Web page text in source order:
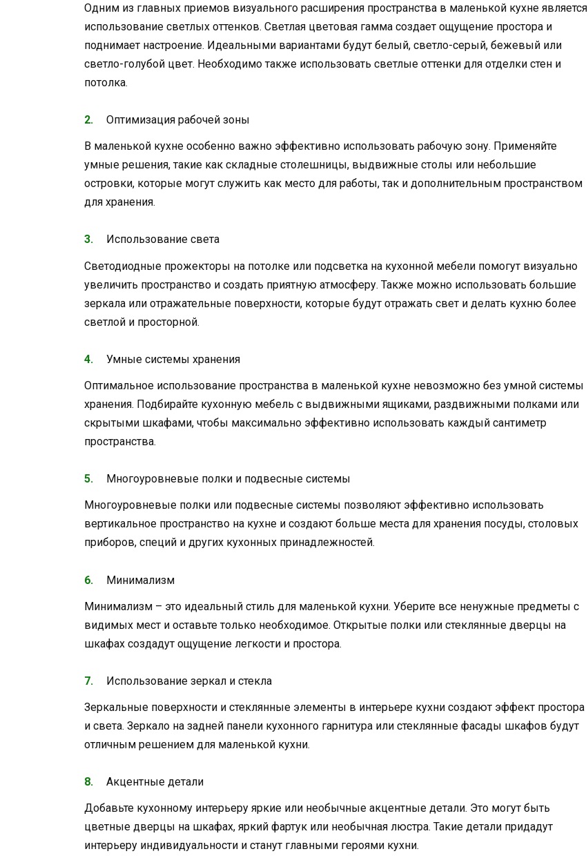
Одним из главных приемов визуального расширения пространства в маленькой кухне является
использование светлых оттенков. Светлая цветовая гамма создает ощущение простора и
поднимает настроение. Идеальными вариантами будут белый, светло-серый, бежевый или
светло-голубой цвет. Необходимо также использовать светлые оттенки для отделки стен и
потолка.
Оптимизация рабочей зоны
В маленькой кухне особенно важно эффективно использовать рабочую зону. Применяйте
умные решения, такие как складные столешницы, выдвижные столы или небольшие
островки, которые могут служить как место для работы, так и дополнительным пространством
для хранения.
Использование света
Светодиодные прожекторы на потолке или подсветка на кухонной мебели помогут визуально
увеличить пространство и создать приятную атмосферу. Также можно использовать большие
зеркала или отражательные поверхности, которые будут отражать свет и делать кухню более
светлой и просторной.
Умные системы хранения
Оптимальное использование пространства в маленькой кухне невозможно без умной системы
хранения. Подбирайте кухонную мебель с выдвижными ящиками, раздвижными полками или
скрытыми шкафами, чтобы максимально эффективно использовать каждый сантиметр
пространства.
Многоуровневые полки и подвесные системы
Многоуровневые полки или подвесные системы позволяют эффективно использовать
вертикальное пространство на кухне и создают больше места для хранения посуды, столовых
приборов, специй и других кухонных принадлежностей.
Минимализм
Минимализм – это идеальный стиль для маленькой кухни. Уберите все ненужные предметы с
видимых мест и оставьте только необходимое. Открытые полки или стеклянные дверцы на
шкафах создадут ощущение легкости и простора.
Использование зеркал и стекла
Зеркальные поверхности и стеклянные элементы в интерьере кухни создают эффект простора
и света. Зеркало на задней панели кухонного гарнитура или стеклянные фасады шкафов будут
отличным решением для маленькой кухни.
Акцентные детали
Добавьте кухонному интерьеру яркие или необычные акцентные детали. Это могут быть
цветные дверцы на шкафах, яркий фартук или необычная люстра. Такие детали придадут
интерьеру индивидуальности и станут главными героями кухни.